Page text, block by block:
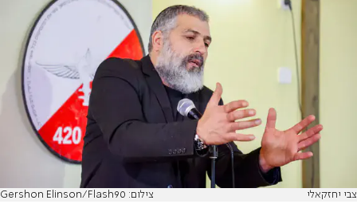
צבי יחזקאלי צילום: Gershon Elinson/Flash90